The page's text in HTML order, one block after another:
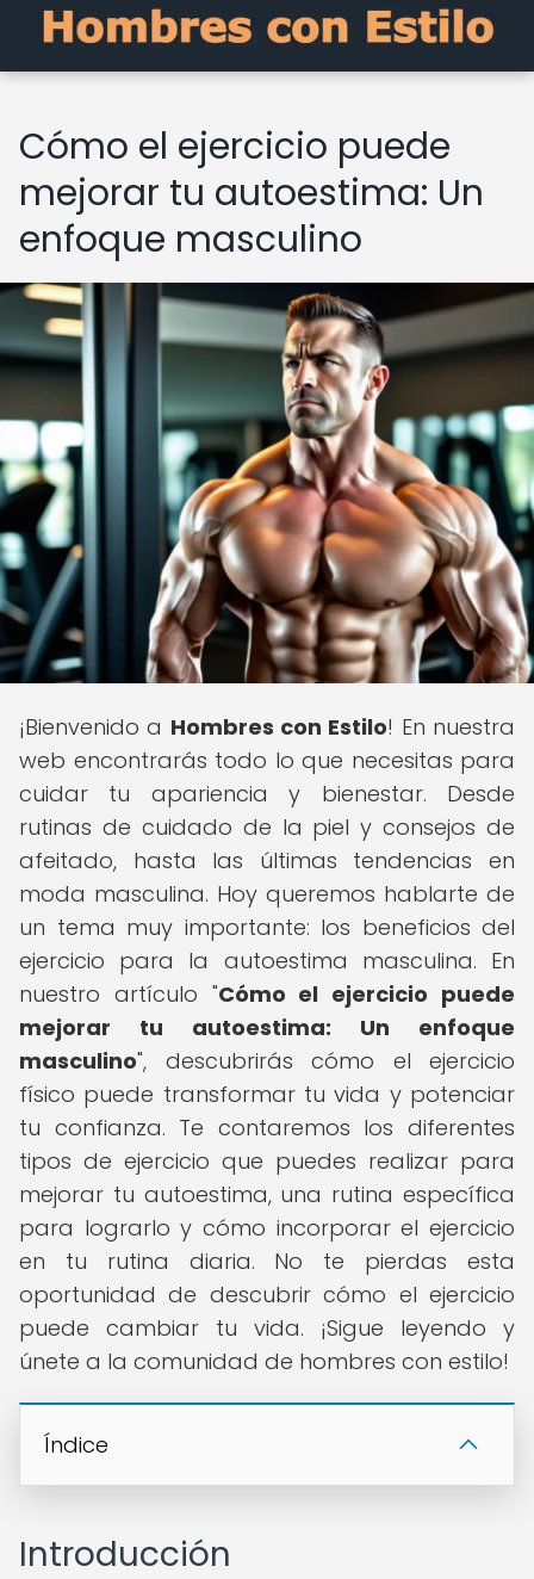
Cómo el ejercicio puede
mejorar tu autoestima: Un
enfoque masculino
¡Bienvenido a Hombres con Estilo! En nuestra
web encontrarás todo lo que necesitas para
cuidar tu apariencia y bienestar. Desde
rutinas de cuidado de la piel y consejos de
afeitado, hasta las últimas tendencias en
moda masculina. Hoy queremos hablarte de
un tema muy importante: los beneficios del
ejercicio para la autoestima masculina. En
nuestro artículo "Cómo el ejercicio puede
mejorar tu autoestima: Un enfoque
masculino", descubrirás cómo el ejercicio
físico puede transformar tu vida y potenciar
tu confianza. Te contaremos los diferentes
tipos de ejercicio que puedes realizar para
mejorar tu autoestima, una rutina específica
para lograrlo y cómo incorporar el ejercicio
en tu rutina diaria. No te pierdas esta
oportunidad de descubrir cómo el ejercicio
puede cambiar tu vida. ¡Sigue leyendo y
únete a la comunidad de hombres con estilo!
Índice
Introducción